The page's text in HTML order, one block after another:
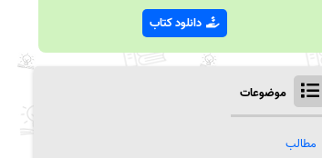
دانلود کتاب
موضوعات
مطالب